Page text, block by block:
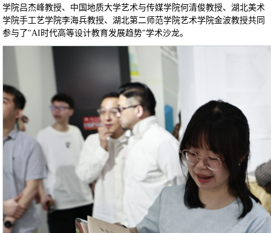
学院吕杰峰教授、中国地质大学艺术与传媒学院何清俊教授、湖北美术
学院手工艺学院李海兵教授、湖北第二师范学院艺术学院金波教授共同
参与了"AI时代高等设计教育发展趋势"学术沙龙。